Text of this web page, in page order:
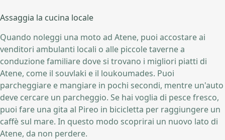
Assaggia la cucina locale
Quando noleggi una moto ad Atene, puoi accostare ai
venditori ambulanti locali o alle piccole taverne a
conduzione familiare dove si trovano i migliori piatti di
Atene, come il souvlaki e il loukoumades. Puoi
parcheggiare e mangiare in pochi secondi, mentre un'auto
deve cercare un parcheggio. Se hai voglia di pesce fresco,
puoi fare una gita al Pireo in bicicletta per raggiungere un
caffè sul mare. In questo modo scoprirai un nuovo lato di
Atene, da non perdere.